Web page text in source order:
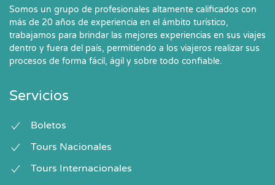
Somos un grupo de profesionales altamente calificados con
más de 20 años de experiencia en el ámbito turístico,
trabajamos para brindar las mejores experiencias en sus viajes
dentro y fuera del país, permitiendo a los viajeros realizar sus
procesos de forma fácil, ágil y sobre todo confiable.
Servicios
Boletos
Tours Nacionales
Tours Internacionales